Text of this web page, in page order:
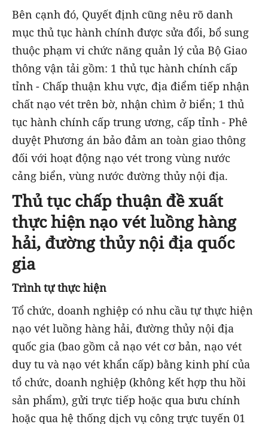
Bên cạnh đó, Quyết định cũng nêu rõ danh
mục thủ tục hành chính được sửa đổi, bổ sung
thuộc phạm vi chức năng quản lý của Bộ Giao
thông vận tải gồm: 1 thủ tục hành chính cấp
tỉnh - Chấp thuận khu vực, địa điểm tiếp nhận
chất nạo vét trên bờ, nhận chìm ở biển; 1 thủ
tục hành chính cấp trung ương, cấp tỉnh - Phê
duyệt Phương án bảo đảm an toàn giao thông
đối với hoạt động nạo vét trong vùng nước
cảng biển, vùng nước đường thủy nội địa.
Thủ tục chấp thuận đề xuất
thực hiện nạo vét luồng hàng
hải, đường thủy nội địa quốc
gia
Trình tự thực hiện
Tổ chức, doanh nghiệp có nhu cầu tự thực hiện
nạo vét luồng hàng hải, đường thủy nội địa
quốc gia (bao gồm cả nạo vét cơ bản, nạo vét
duy tu và nạo vét khẩn cấp) bằng kinh phí của
tổ chức, doanh nghiệp (không kết hợp thu hồi
sản phẩm), gửi trực tiếp hoặc qua bưu chính
hoặc qua hệ thống dịch vụ công trực tuyến 01